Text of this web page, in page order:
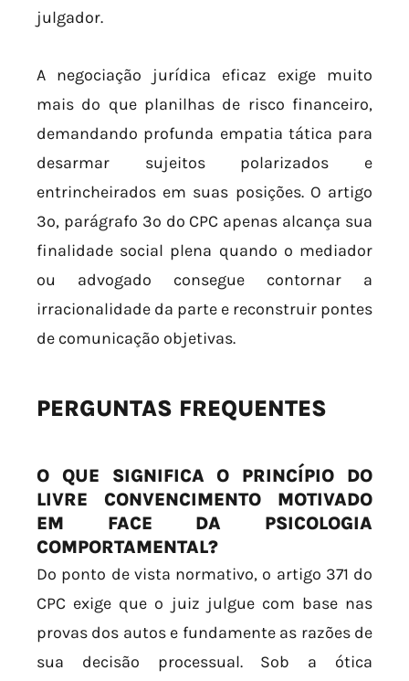
julgador.
A negociação jurídica eficaz exige muito
mais do que planilhas de risco financeiro,
demandando profunda empatia tática para
desarmar sujeitos polarizados e
entrincheirados em suas posições. O artigo
3º, parágrafo 3º do CPC apenas alcança sua
finalidade social plena quando o mediador
ou advogado consegue contornar a
irracionalidade da parte e reconstruir pontes
de comunicação objetivas.
PERGUNTAS FREQUENTES
O QUE SIGNIFICA O PRINCÍPIO DO
LIVRE CONVENCIMENTO MOTIVADO
EM FACE DA PSICOLOGIA
COMPORTAMENTAL?
Do ponto de vista normativo, o artigo 371 do
CPC exige que o juiz julgue com base nas
provas dos autos e fundamente as razões de
sua decisão processual. Sob a ótica